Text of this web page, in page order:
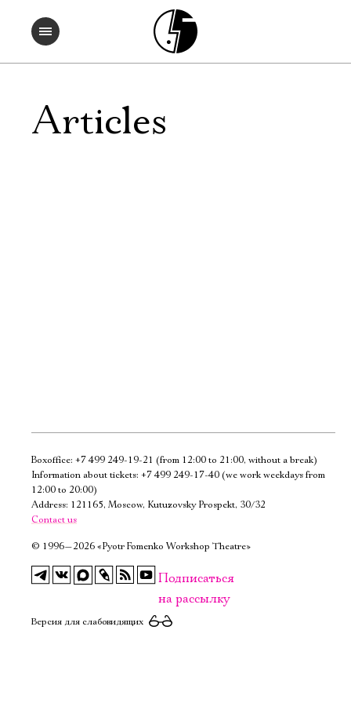
Articles
Boxoffice: +7 499 249-19-21 (from 12:00 to 21:00, without a break)
Information about tickets: +7 499 249-17-40 (we work weekdays from
12:00 to 20:00)
Address: 121165, Moscow, Kutuzovsky Prospekt, 30/32
Contact us
© 1996—2026 «Pyotr Fomenko Workshop Theatre»
Подписаться
на рассылку
Версия для слабовидящих
Электропочта
Ознакомиться